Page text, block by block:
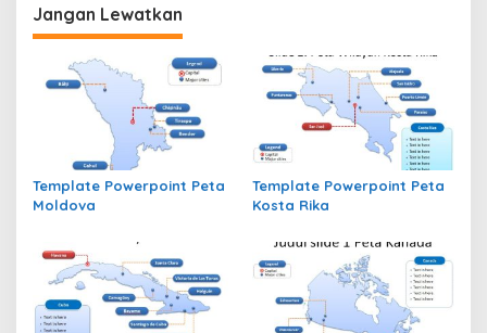
i
g
a
p
o
Jangan Lewatkan
Template Powerpoint Peta
Moldova
Template Powerpoint Peta
Kosta Rika